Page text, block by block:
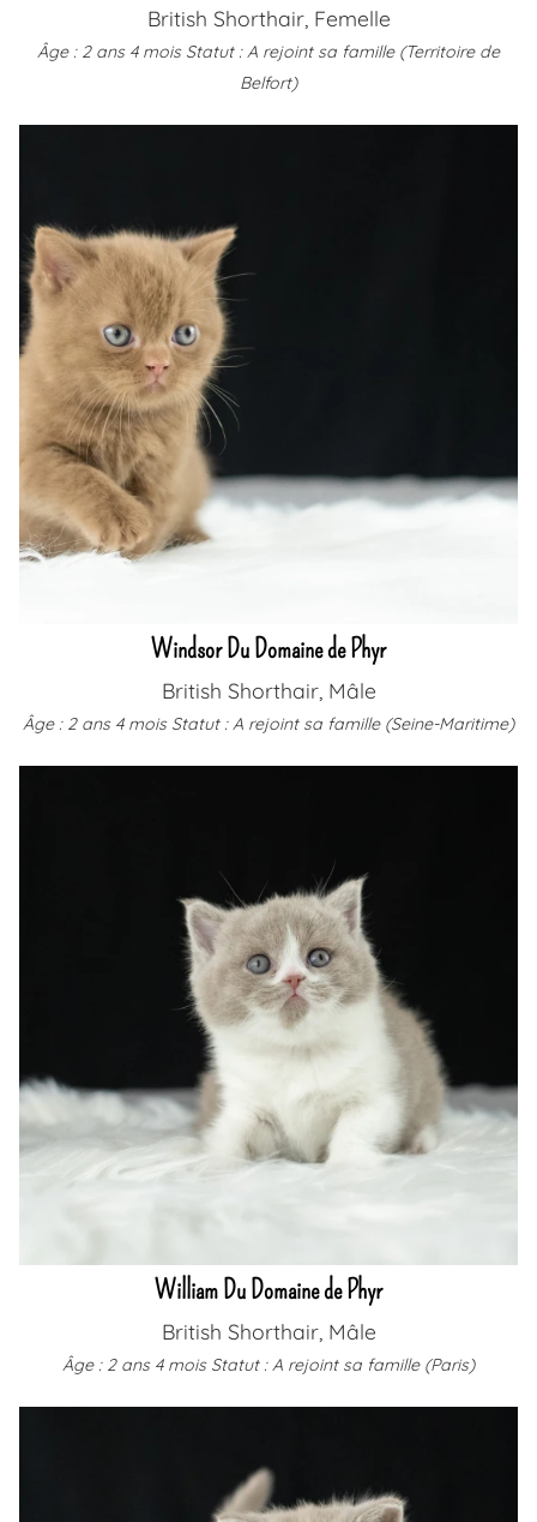
British Shorthair, Femelle
Âge : 2 ans 4 mois Statut : A rejoint sa famille (Territoire de
Belfort)
Windsor Du Domaine de Phyr
British Shorthair, Mâle
Âge : 2 ans 4 mois Statut : A rejoint sa famille (Seine-Maritime)
William Du Domaine de Phyr
British Shorthair, Mâle
Âge : 2 ans 4 mois Statut : A rejoint sa famille (Paris)